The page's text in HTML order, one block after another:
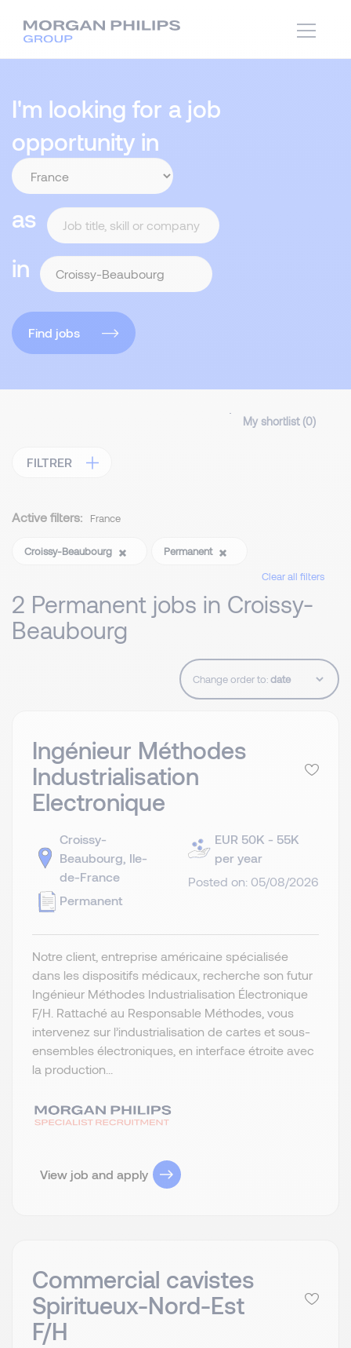
I'm looking for a job
opportunity in
as
in
Find jobs
My shortlist (0)
FILTRER
Active filters: France
Croissy-Beaubourg
Permanent
Clear all filters
2 Permanent jobs in Croissy-
Beaubourg
Change order to:
Ingénieur Méthodes
Industrialisation
Electronique
Croissy-
Beaubourg, Ile-
de-France
Permanent
EUR 50K - 55K
per year
Posted on: 05/08/2026
Notre client, entreprise américaine spécialisée
dans les dispositifs médicaux, recherche son futur
Ingénieur Méthodes Industrialisation Électronique
F/H. Rattaché au Responsable Méthodes, vous
intervenez sur l’industrialisation de cartes et sous-
ensembles électroniques, en interface étroite avec
la production...
View job and apply
Commercial cavistes
Spiritueux-Nord-Est
F/H